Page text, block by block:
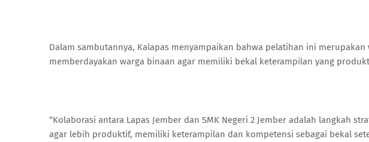
Dalam sambutannya, Kalapas menyampaikan bahwa pelatihan ini
memberdayakan warga binaan agar memiliki bekal keterampilan yang
“Kolaborasi antara Lapas Jember dan SMK Negeri 2 Jember adalah langkah
agar lebih produktif, memiliki keterampilan dan kompetensi sebagai bekal